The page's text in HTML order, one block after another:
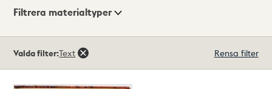
Visningsläge
Filtrera materialtyper
210träffar
Valda filter:Text Rensa filter